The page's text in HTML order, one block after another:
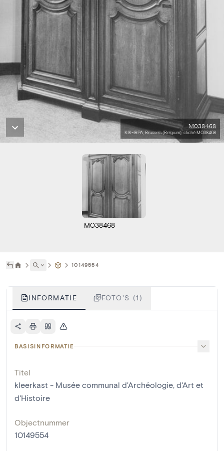
M038468
KIK-IRPA, Brussels (Belgium), cliché M038468
M038468
˅ 10149554
INFORMATIE FOTO'S (1)
BASISINFORMATIE
Titel
kleerkast - Musée communal d'Archéologie, d'Art et
d'Histoire
Objectnummer
10149554